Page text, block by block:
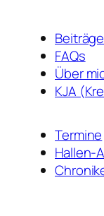
Beiträge
FAQs
Über
KJA
Termine
Hallen-